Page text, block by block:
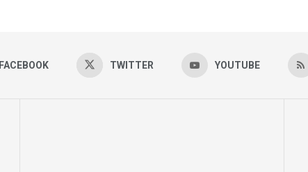
FACEBOOK TWITTER YOUTUBE